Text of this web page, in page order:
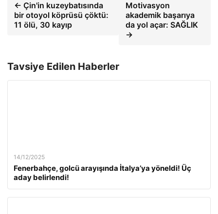
← Çin'in kuzeybatısında
bir otoyol köprüsü çöktü:
11 ölü, 30 kayıp
Motivasyon
akademik başarıya
da yol açar: SAĞLIK
→
Tavsiye Edilen Haberler
14/12/2025
Fenerbahçe, golcü arayışında İtalya’ya yöneldi! Üç
aday belirlendi!